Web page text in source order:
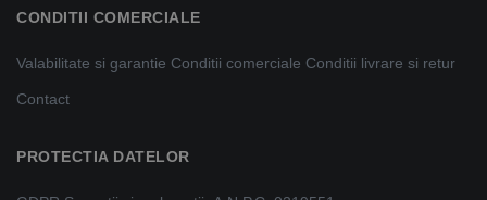
CONDITII COMERCIALE
Valabilitate si garantie Conditii comerciale Conditii livrare si retur
Contact
PROTECTIA DATELOR